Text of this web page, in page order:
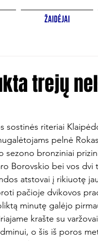
Žaidėjai
trejų
sostinės riteriai
pelnė
sezono bronziniai
Borovskio bei vos dvi
atstovai į rikiuotę
pačioje dvikovos
minutę galėjo
krašte su
o šis iš poros